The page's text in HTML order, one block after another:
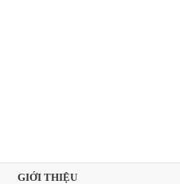
GIỚI THIỆU